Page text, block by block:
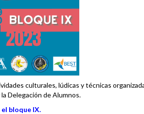
culturales, lúdicas y técnicas
Delegación de Alumnos.
el bloque IX.